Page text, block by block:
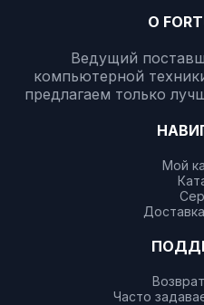
О
Ведущий
компьютерной
предлагаем только
Мой
Часто